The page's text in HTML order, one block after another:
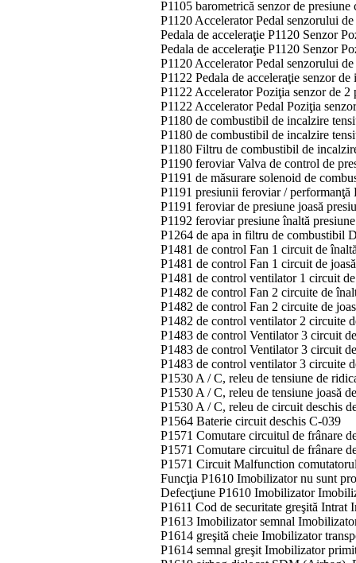
P1105 barometrică senzor de
P1120 Accelerator Pedal senzorului
Pedala de acceleraţie P1120 Senzor
Pedala de acceleraţie P1120 Senzor
P1120 Accelerator Pedal senzorului
P1122 Pedala de acceleraţie senzor
P1122 Accelerator Poziţia senzor de
P1122 Accelerator Pedal Poziţia
P1180 de combustibil de incalzire
P1180 de combustibil de incalzire
P1180 Filtru de combustibil de
P1190 feroviar Valva de control de
P1191 de măsurare solenoid de
P1191 presiunii feroviar / performanţă
P1191 feroviar de presiune joasă
P1192 feroviar presiune înaltă
P1264 de apa in filtru de combustibil
P1481 de control Fan 1 circuit de
P1481 de control Fan 1 circuit de
P1481 de control ventilator 1 circuit
P1482 de control Fan 2 circuite de
P1482 de control Fan 2 circuite de
P1482 de control ventilator 2 circuite
P1483 de control Ventilator 3 circuit
P1483 de control Ventilator 3 circuit
P1483 de control ventilator 3 circuite
P1530 ​​A / C, releu de tensiune de
P1530 ​​A / C, releu de tensiune joasă
P1530 ​​A / C, releu de circuit deschis
P1564 Baterie circuit deschis C-039
P1571 Comutare circuitul de frânare
P1571 Comutare circuitul de frânare
P1571 Circuit Malfunction
Funcţia P1610 Imobilizator nu sunt
Defecţiune P1610 Imobilizator
P1611 Cod de securitate greşită Intrat
P1613 Imobilizator semnal
P1614 greşită cheie Imobilizator
P1614 semnal greşit Imobilizator